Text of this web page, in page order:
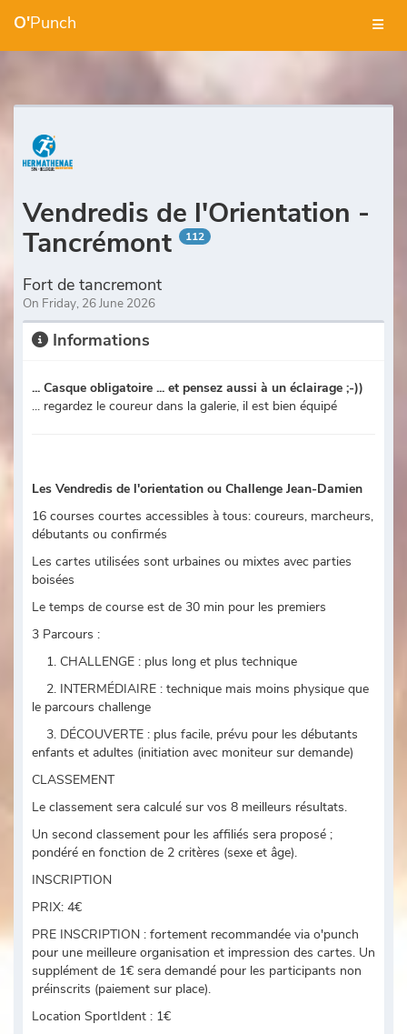
O'Punch
Vendredis de l'Orientation -
Tancrémont
112
Fort de tancremont
On Friday, 26 June 2026
Informations
... Casque obligatoire ... et pensez aussi à un éclairage ;-))
... regardez le coureur dans la galerie, il est bien équipé
Les Vendredis de l'orientation ou Challenge Jean-Damien
16 courses courtes accessibles à tous: coureurs, marcheurs,
débutants ou confirmés
Les cartes utilisées sont urbaines ou mixtes avec parties
boisées
Le temps de course est de 30 min pour les premiers
3 Parcours :
1. CHALLENGE : plus long et plus technique
2. INTERMÉDIAIRE : technique mais moins physique que
le parcours challenge
3. DÉCOUVERTE : plus facile, prévu pour les débutants
enfants et adultes (initiation avec moniteur sur demande)
CLASSEMENT
Le classement sera calculé sur vos 8 meilleurs résultats.
Un second classement pour les affiliés sera proposé ;
pondéré en fonction de 2 critères (sexe et âge).
INSCRIPTION
PRIX: 4€
PRE INSCRIPTION : fortement recommandée via o'punch
pour une meilleure organisation et impression des cartes. Un
supplément de 1€ sera demandé pour les participants non
préinscrits (paiement sur place).
Location SportIdent : 1€